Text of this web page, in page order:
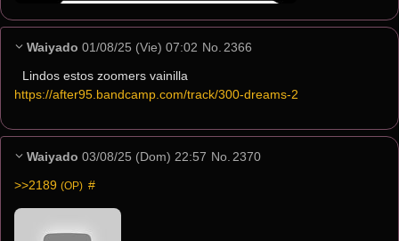
Waiyado 01/08/25 (Vie) 07:02 No. 2366
Lindos estos zoomers vainilla
https://after95.bandcamp.com/track/300-dreams-2
Waiyado 03/08/25 (Dom) 22:57 No. 2370
>>2189 (OP) #